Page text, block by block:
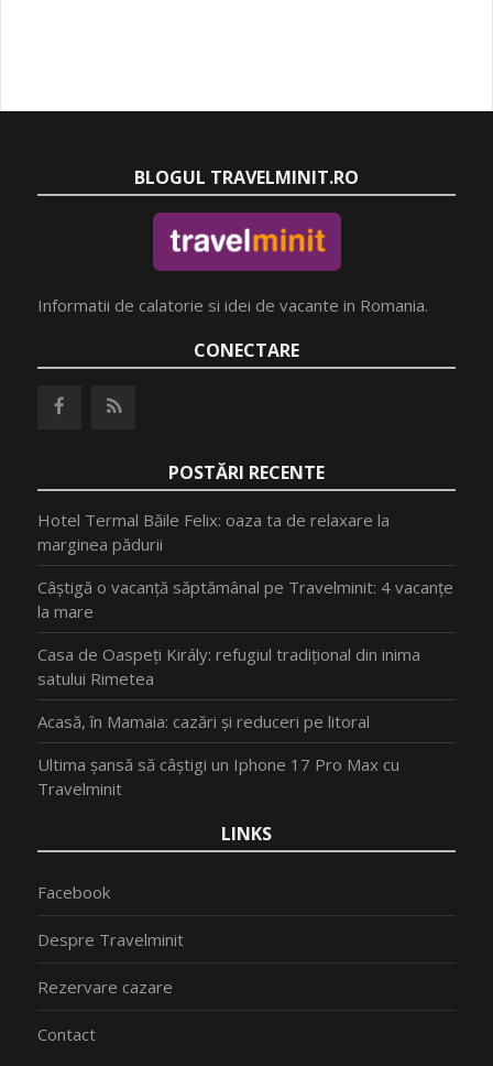
BLOGUL TRAVELMINIT.RO
Informatii de calatorie si idei de vacante in Romania.
CONECTARE
POSTĂRI RECENTE
Hotel Termal Băile Felix: oaza ta de relaxare la
marginea pădurii
Câștigă o vacanță săptămânal pe Travelminit: 4 vacanțe
la mare
Casa de Oaspeți Király: refugiul tradițional din inima
satului Rimetea
Acasă, în Mamaia: cazări și reduceri pe litoral
Ultima șansă să câștigi un Iphone 17 Pro Max cu
Travelminit
LINKS
Facebook
Despre Travelminit
Rezervare cazare
Contact